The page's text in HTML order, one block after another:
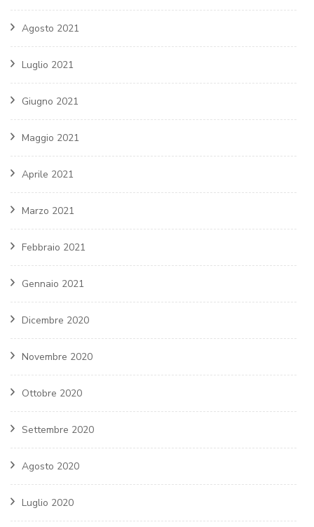
Agosto 2021
Luglio 2021
Giugno 2021
Maggio 2021
Aprile 2021
Marzo 2021
Febbraio 2021
Gennaio 2021
Dicembre 2020
Novembre 2020
Ottobre 2020
Settembre 2020
Agosto 2020
Luglio 2020